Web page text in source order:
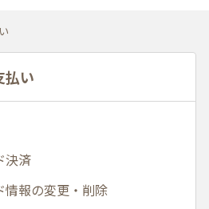
払い
決済
情報の変更・削除